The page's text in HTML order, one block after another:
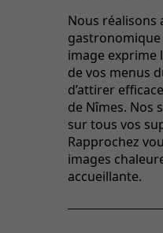
Nous réalisons
image exprime
de vos menus
d’attirer
de Nîmes. Nos
sur tous vos
Rapprochez
images
accueillante.